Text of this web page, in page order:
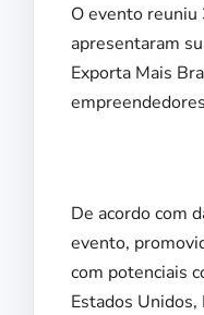
O evento reuniu
apresentaram
Exporta Mais
De acordo com
evento,
com potenciais
Estados